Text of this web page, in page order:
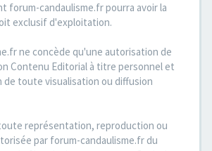
forum-candaulisme.fr pourra avoir la
exclusif d'exploitation.
ne concède qu'une autorisation de
Contenu Editorial à titre personnel et
de toute visualisation ou diffusion
représentation, reproduction ou
par forum-candaulisme.fr du